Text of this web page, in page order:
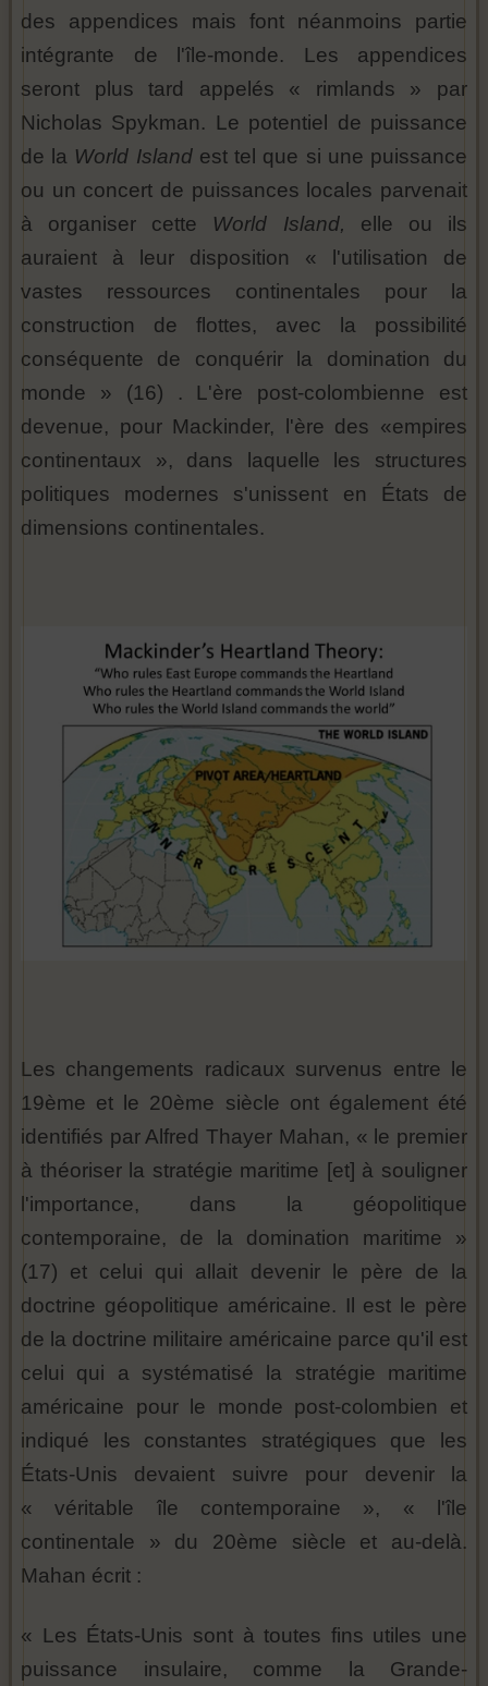
des appendices mais font néanmoins partie
intégrante de l'île-monde. Les appendices
seront plus tard appelés « rimlands » par
Nicholas Spykman. Le potentiel de puissance
de la World Islandest tel que si une puissance
ou un concert de puissances locales parvenait
à organiser cette World Island, elle ou ils
auraient à leur disposition « l'utilisation de
vastes ressources continentales pour la
construction de flottes, avec la possibilité
conséquente de conquérir la domination du
monde » (16) . L'ère post-colombienne est
devenue, pour Mackinder, l'ère des «empires
continentaux », dans laquelle les structures
politiques modernes s'unissent en États de
dimensions continentales.
Les changements radicaux survenus entre le
19ème et le 20ème siècle ont également été
identifiés par Alfred Thayer Mahan, « le premier
à théoriser la stratégie maritime [et] à souligner
l'importance, dans la géopolitique
contemporaine, de la domination maritime »
(17) et celui qui allait devenir le père de la
doctrine géopolitique américaine. Il est le père
de la doctrine militaire américaine parce qu'il est
celui qui a systématisé la stratégie maritime
américaine pour le monde post-colombien et
indiqué les constantes stratégiques que les
États-Unis devaient suivre pour devenir la
« véritable île contemporaine », « l'île
continentale » du 20ème siècle et au-delà.
Mahan écrit :
« Les États-Unis sont à toutes fins utiles une
puissance insulaire, comme la Grande-